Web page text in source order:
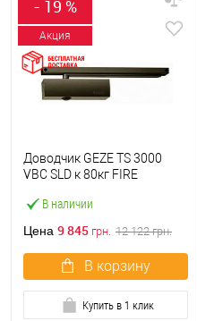
- 19 %
Акция
В наличии
Доводчик GEZE TS 3000
VBC SLD к 80кг FIRE
Цена 9 845 грн. 12 122грн.
В корзину
Купить в 1 клик